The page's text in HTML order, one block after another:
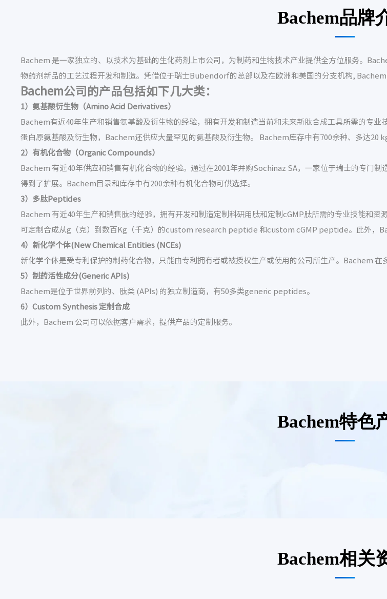
Bachem品牌
Bachem 是一家独立的、以技术为基础的生化药剂上市公司，为制药和生物技术产业提供全方位服务。
物药剂新品的工艺过程开发和制造。凭借位于瑞士Bubendorf的总部以及在欧洲和美国的分支机构,
Bachem公司的产品包括如下几大类：
1）氨基酸衍生物（Amino Acid Derivatives）
Bachem有近40年生产和销售氨基酸及衍生物的经验，拥有开发和制造当前和未来新肽合成工具所需的专
蛋白原氨基酸及衍生物，Bachem还供应大量罕见的氨基酸及衍生物。 Bachem库存中有700余种、多达20
2）有机化合物（Organic Compounds）
Bachem 有近40年供应和销售有机化合物的经验。通过在2001年并购Sochinaz SA，一家位于瑞士的专门
得到了扩展。Bachem目录和库存中有200余种有机化合物可供选择。
3）多肽Peptides
Bachem 有近40年生产和销售肽的经验，拥有开发和制造定制科研用肽和定制cGMP肽所需的专业技能和资
可定制合成从g（克）到数百Kg（千克）的custom research peptide 和custom cGMP peptide。此外，
4）新化学个体(New Chemical Entities (NCEs)
新化学个体是受专利保护的制药化合物，只能由专利拥有者或被授权生产或使用的公司所生产。Bachem 在
5）制药活性成分(Generic APIs)
Bachem是位于世界前列的、肽类 (APIs) 的独立制造商，有50多类generic peptides。
6）Custom Synthesis 定制合成
此外，Bachem 公司可以依据客户需求，提供产品的定制服务。
Bachem特色
Bachem相关